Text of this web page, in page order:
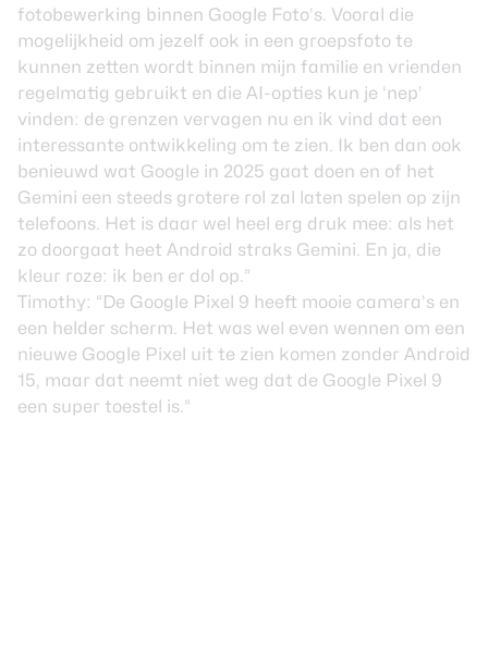
fotobewerking binnen Google Foto’s. Vooral die
mogelijkheid om jezelf ook in een groepsfoto te
kunnen zetten wordt binnen mijn familie en vrienden
regelmatig gebruikt en die AI-opties kun je ‘nep’
vinden: de grenzen vervagen nu en ik vind dat een
interessante ontwikkeling om te zien. Ik ben dan ook
benieuwd wat Google in 2025 gaat doen en of het
Gemini een steeds grotere rol zal laten spelen op zijn
telefoons. Het is daar wel heel erg druk mee: als het
zo doorgaat heet Android straks Gemini. En ja, die
kleur roze: ik ben er dol op.”
Timothy: “De Google Pixel 9 heeft mooie camera’s en
een helder scherm. Het was wel even wennen om een
nieuwe Google Pixel uit te zien komen zonder Android
15, maar dat neemt niet weg dat de Google Pixel 9
een super toestel is.”